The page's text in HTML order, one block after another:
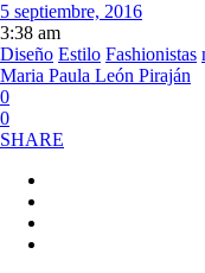
5 septiembre, 2016
3:38 am
Diseño Estilo Fashionistas
Maria Paula León Piraján
0
0
SHARE